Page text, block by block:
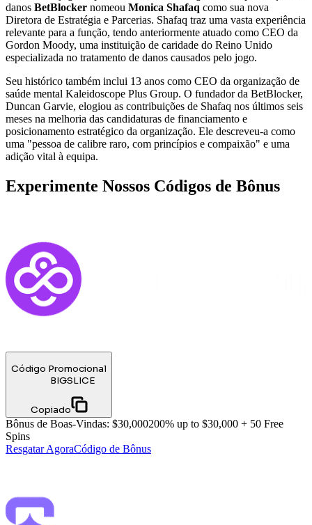
danos BetBlocker nomeou Monica Shafaq como sua nova
Diretora de Estratégia e Parcerias. Shafaq traz uma vasta experiência
relevante para a função, tendo anteriormente atuado como CEO da
Gordon Moody, uma instituição de caridade do Reino Unido
especializada no tratamento de danos causados pelo jogo.
Seu histórico também inclui 13 anos como CEO da organização de
saúde mental Kaleidoscope Plus Group. O fundador da BetBlocker,
Duncan Garvie, elogiou as contribuições de Shafaq nos últimos seis
meses na melhoria das candidaturas de financiamento e
posicionamento estratégico da organização. Ele descreveu-a como
uma "pessoa de calibre raro, com princípios e compaixão" e uma
adição vital à equipa.
Experimente Nossos Códigos de Bônus
Código Promocional
BIGSLICE
Copiado
Bônus de Boas-Vindas: $30,000200% up to $30,000 + 50 Free
Spins
Resgatar AgoraCódigo de Bônus